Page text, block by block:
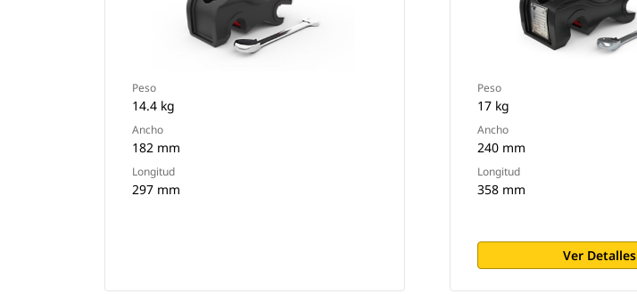
Peso
14.4 kg
Ancho
182 mm
Longitud
297 mm
Peso
17 kg
Ancho
240 mm
Longitud
358 mm
Ver Detalles